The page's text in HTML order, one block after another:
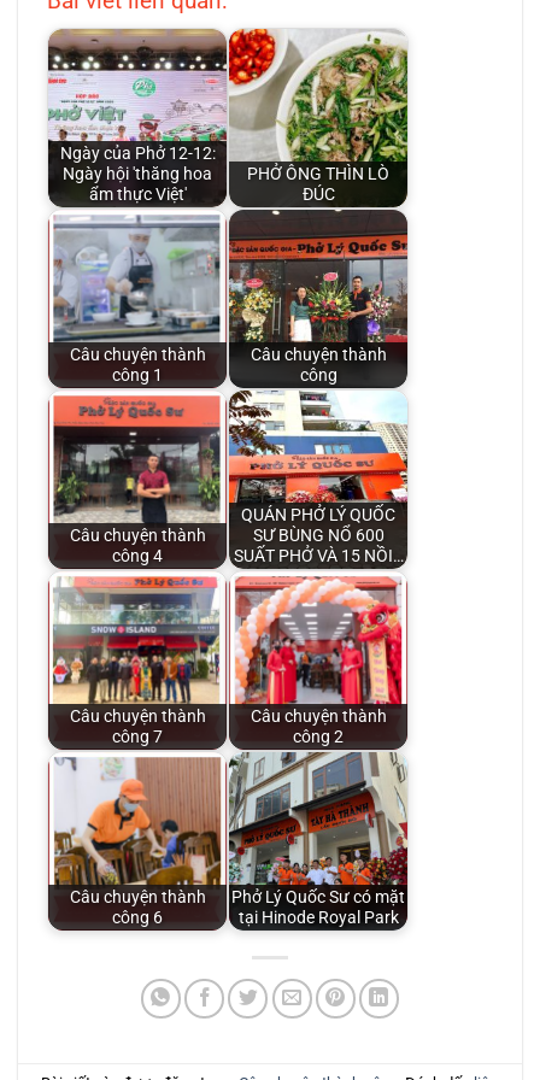
Ngày của Phở 12-12:
Ngày hội 'thăng hoa
ẩm thực Việt'
PHỞ ÔNG THÌN LÒ
ĐÚC
Câu chuyện thành
công 1
Câu chuyện thành
công
Câu chuyện thành
công 4
QUÁN PHỞ LÝ QUỐC
SƯ BÙNG NỔ 600
SUẤT PHỞ VÀ 15 NỒI…
Câu chuyện thành
công 7
Câu chuyện thành
công 2
Câu chuyện thành
công 6
Phở Lý Quốc Sư có mặt
tại Hinode Royal Park